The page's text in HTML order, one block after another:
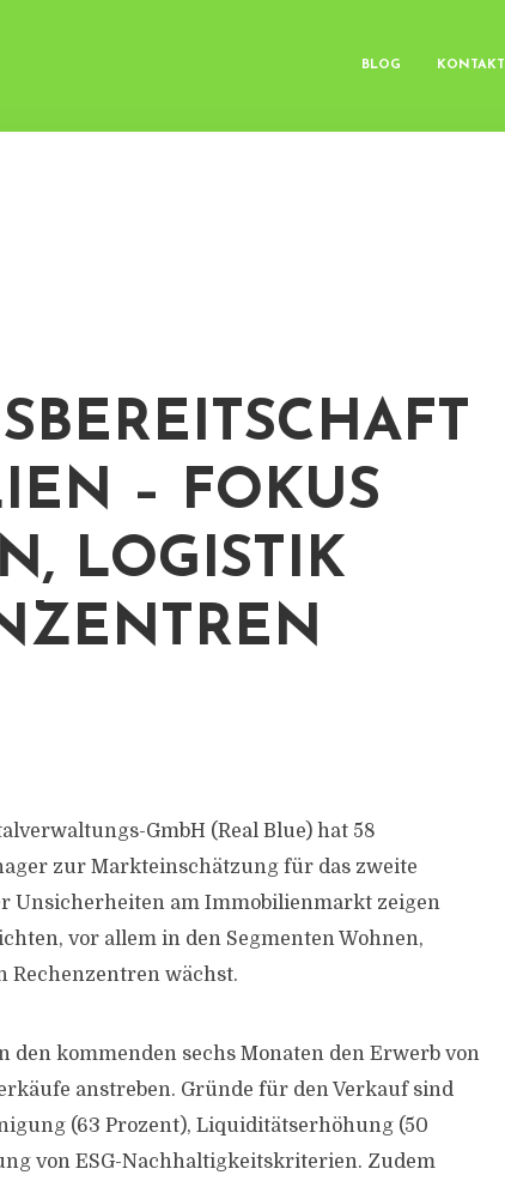
BLOG KONTAKT
– FOKUS
LOGISTIK
GmbH (Real Blue) hat 58
zur Markteinschätzung für das zweite
Unsicherheiten am Immobilienmarkt zeigen
vor allem in den Segmenten Wohnen,
Rechenzentren wächst.
den kommenden sechs Monaten den Erwerb von
anstreben. Gründe für den Verkauf sind
(63 Prozent), Liquiditätserhöhung (50
von ESG-Nachhaltigkeitskriterien. Zudem